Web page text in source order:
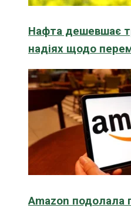
Нафта дешевшає
надіях щодо
Amazon подолала